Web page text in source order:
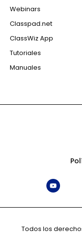
Webinars
Classpad.net
ClassWiz App
Tutoriales
Manuales
Todos los